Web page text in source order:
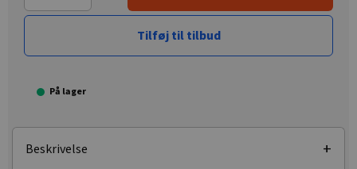
Tilføj til tilbud
På lager
Beskrivelse